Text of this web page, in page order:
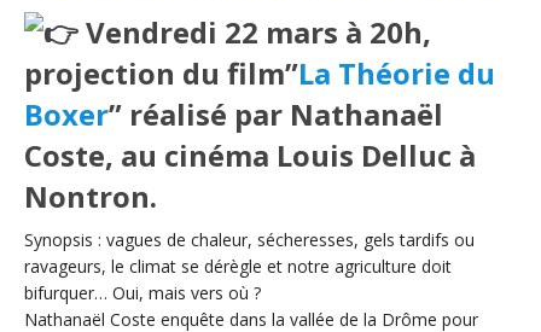
Vendredi 22 mars à 20h,
projection du film”La Théorie du
Boxer” réalisé par Nathanaël
Coste, au cinéma Louis Delluc à
Nontron.
Synopsis : vagues de chaleur, sécheresses, gels tardifs ou
ravageurs, le climat se dérègle et notre agriculture doit
bifurquer… Oui, mais vers où ?
Nathanaël Coste enquête dans la vallée de la Drôme pour